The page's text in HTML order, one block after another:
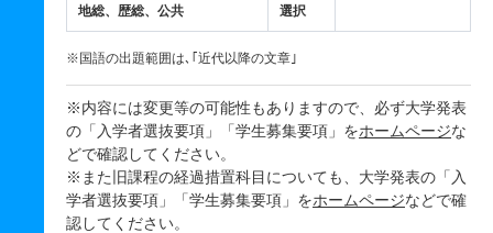
地総、歴総、公共 選択
※国語の出題範囲は､｢近代以降の文章｣
※内容には変更等の可能性もありますので、必ず大学発表
の「入学者選抜要項」「学生募集要項」をホームページな
どで確認してください。
※また旧課程の経過措置科目についても、大学発表の「入
学者選抜要項」「学生募集要項」をホームページなどで確
認してください。